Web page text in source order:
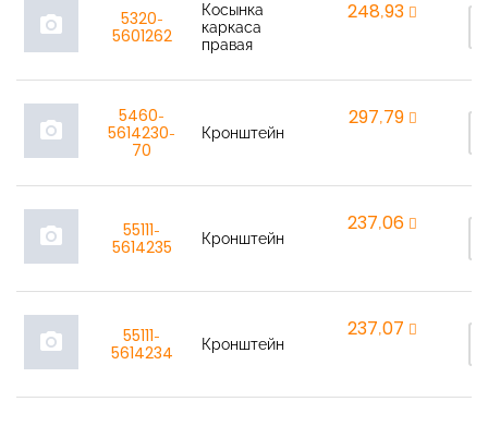
photo_camera
5320-
5601262
Косынка
каркаса
правая
248,93
photo_camera
5460-
5614230-
70
Кронштейн
297,79
photo_camera
55111-
5614235
Кронштейн
237,06
photo_camera
55111-
5614234
Кронштейн
237,07